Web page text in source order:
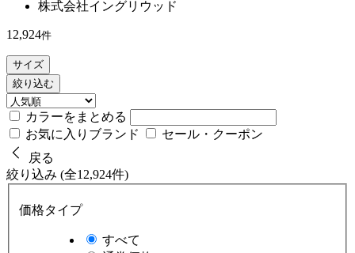
株式会社イングリウッド
12,924件
サイズ
絞り込む
カラーをまとめる
お気に入りブランド
セール・クーポン
戻る
絞り込み (全12,924件)
価格タイプ
すべて